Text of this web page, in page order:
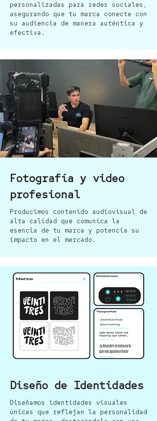
personalizadas para redes sociales,
asegurando que tu marca conecte con
su audiencia de manera auténtica y
efectiva.
Fotografía y video
profesional
Producimos contenido audiovisual de
alta calidad que comunica la
esencia de tu marca y potencia su
impacto en el mercado.
Diseño de Identidades
Diseñamos identidades visuales
únicas que reflejan la personalidad